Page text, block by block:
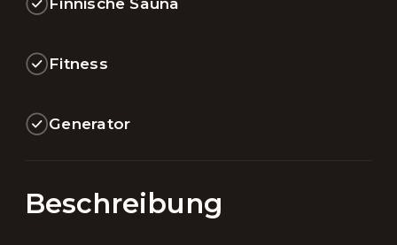
Fitness
Generator
Beschreibung